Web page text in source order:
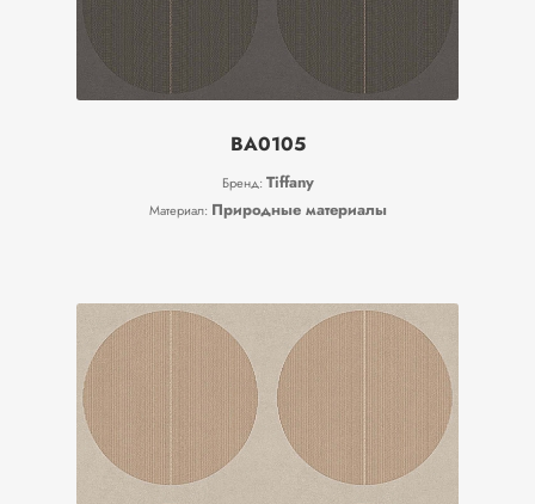
BA0105
Бренд: Tiffany
Материал: Природные материалы